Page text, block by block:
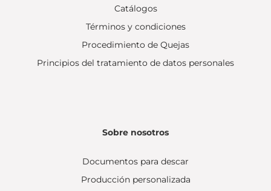
Catálogos
Términos y condiciones
Procedimiento de Quejas
Principios del tratamiento de datos personales
Sobre nosotros
Documentos para descar
Producción personalizada